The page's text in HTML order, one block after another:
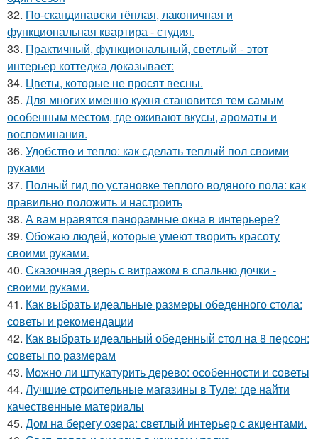
32. По-скандинавски тёплая, лаконичная и
функциональная квартира - студия.
33. Практичный, функциональный, светлый - этот
интерьер коттеджа доказывает:
34. Цветы, которые не просят весны.
35. Для многих именно кухня становится тем самым
особенным местом, где оживают вкусы, ароматы и
воспоминания.
36. Удобство и тепло: как сделать теплый пол своими
руками
37. Полный гид по установке теплого водяного пола: как
правильно положить и настроить
38. А вам нравятся панорамные окна в интерьере?
39. Обожаю людей, которые умеют творить красоту
своими руками.
40. Сказочная дверь с витражом в спальню дочки -
своими руками.
41. Как выбрать идеальные размеры обеденного стола:
советы и рекомендации
42. Как выбрать идеальный обеденный стол на 8 персон:
советы по размерам
43. Можно ли штукатурить дерево: особенности и советы
44. Лучшие строительные магазины в Туле: где найти
качественные материалы
45. Дом на берегу озера: светлый интерьер с акцентами.